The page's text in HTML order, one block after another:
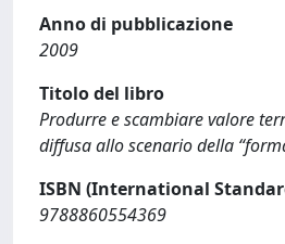
Anno di pubblicazione
2009
Titolo del libro
Produrre e scambiare valore
diffusa allo scenario della
ISBN (International
9788860554369